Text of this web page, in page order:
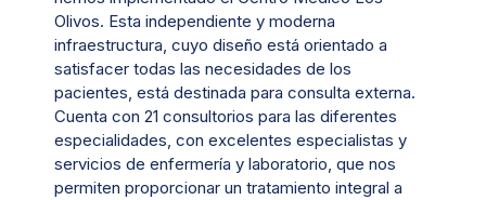
Olivos. Esta independiente y moderna
infraestructura, cuyo diseño está orientado a
satisfacer todas las necesidades de los
pacientes, está destinada para consulta externa.
Cuenta con 21 consultorios para las diferentes
especialidades, con excelentes especialistas y
servicios de enfermería y laboratorio, que nos
permiten proporcionar un tratamiento integral a